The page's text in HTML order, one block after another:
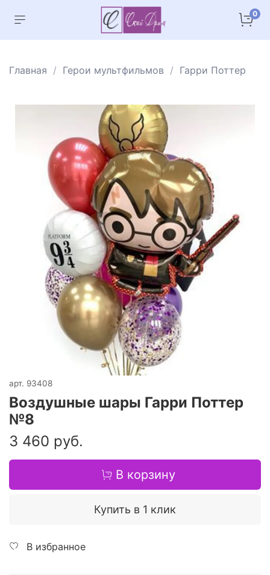
0
Главная Герои мультфильмов Гарри Поттер
арт. 93408
Воздушные шары Гарри Поттер
№8
3 460 руб.
В корзину
Купить в 1 клик
В избранное